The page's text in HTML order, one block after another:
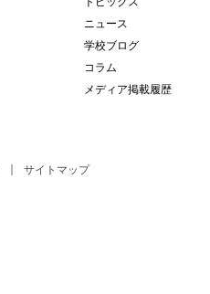
ニュース
学校ブログ
コラム
メディア掲載履歴
サイトマップ